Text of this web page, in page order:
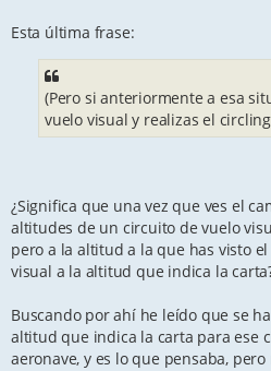
Esta última frase:
(Pero si anteriormente a esa
vuelo visual y realizas el
¿Significa que una vez que ves el
altitudes de un circuito de vuelo
pero a la altitud a la que has visto
visual a la altitud que indica la
Buscando por ahí he leído que se
altitud que indica la carta para ese
aeronave, y es lo que pensaba,